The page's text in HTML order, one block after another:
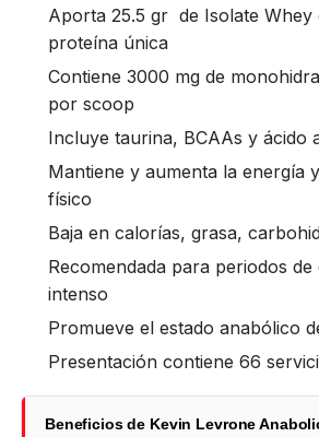
Aporta 25.5 gr de Isolate Whey
proteína única
Contiene 3000 mg de
por scoop
Incluye taurina, BCAAs y ácido
Mantiene y aumenta la energía
físico
Baja en calorías, grasa,
Recomendada para periodos
intenso
Promueve el estado anabólico
Presentación contiene 66
Beneficios de Kevin Levrone